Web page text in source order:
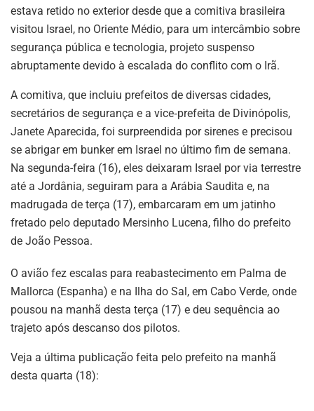
estava retido no exterior desde que a comitiva brasileira
visitou Israel, no Oriente Médio, para um intercâmbio sobre
segurança pública e tecnologia, projeto suspenso
abruptamente devido à escalada do conflito com o Irã.
A comitiva, que incluiu prefeitos de diversas cidades,
secretários de segurança e a vice‑prefeita de Divinópolis,
Janete Aparecida, foi surpreendida por sirenes e precisou
se abrigar em bunker em Israel no último fim de semana.
Na segunda-feira (16), eles deixaram Israel por via terrestre
até a Jordânia, seguiram para a Arábia Saudita e, na
madrugada de terça (17), embarcaram em um jatinho
fretado pelo deputado Mersinho Lucena, filho do prefeito
de João Pessoa.
O avião fez escalas para reabastecimento em Palma de
Mallorca (Espanha) e na Ilha do Sal, em Cabo Verde, onde
pousou na manhã desta terça (17) e deu sequência ao
trajeto após descanso dos pilotos.
Veja a última publicação feita pelo prefeito na manhã
desta quarta (18):